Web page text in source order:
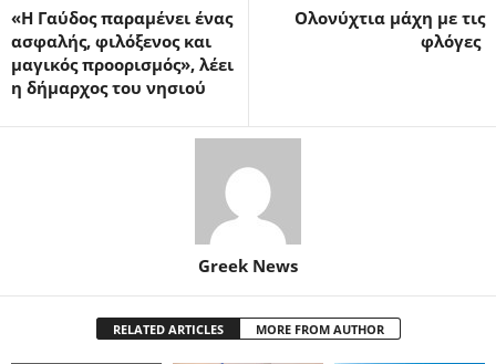
«Η Γαύδος παραμένει ένας
ασφαλής, φιλόξενος και
μαγικός προορισμός», λέει
η δήμαρχος του νησιού
Ολονύχτια μάχη με τις
φλόγες
Greek News
RELATED ARTICLES MORE FROM AUTHOR